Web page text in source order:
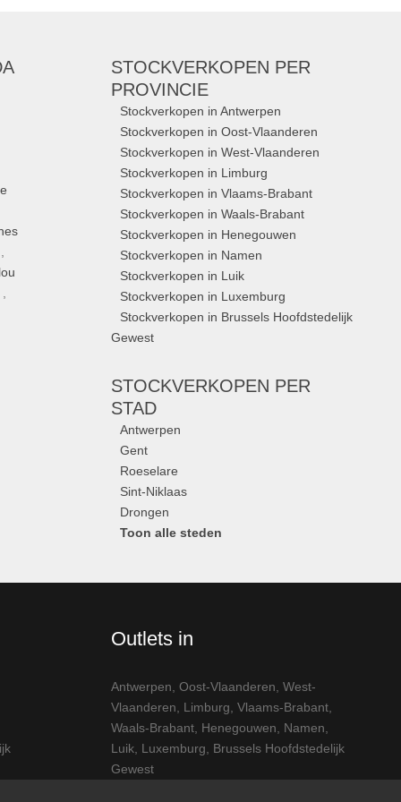
STOCKVERKOPEN PER
PROVINCIE
Stockverkopen in Antwerpen
Stockverkopen in Oost-Vlaanderen
Stockverkopen in West-Vlaanderen
Stockverkopen in Limburg
Stockverkopen in Vlaams-Brabant
Stockverkopen in Waals-Brabant
Stockverkopen in Henegouwen
Stockverkopen in Namen
Stockverkopen in Luik
Stockverkopen in Luxemburg
Stockverkopen in Brussels Hoofdstedelijk
Gewest
STOCKVERKOPEN PER
STAD
Antwerpen
Gent
Roeselare
Sint-Niklaas
Drongen
Toon alle steden
Outlets in
Antwerpen ,Oost-Vlaanderen ,West-
Vlaanderen
Limburg ,Vlaams-Brabant
Waals-Brabant Henegouwen Namen
Luik Luxemburg
Brussels Hoofdstedelijk
Gewest